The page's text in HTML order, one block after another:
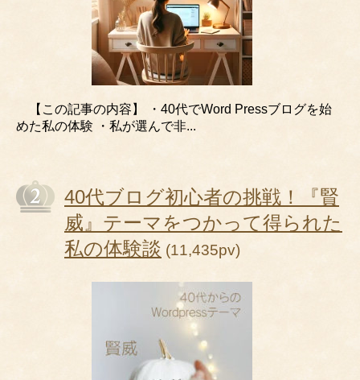
【この記事の内容】 ・40代でWord Pressブログを始
めた私の体験 ・私が選んで非...
40代ブログ初心者の挑戦！『賢
威』テーマをつかって得られた
私の体験談 (11,435pv)